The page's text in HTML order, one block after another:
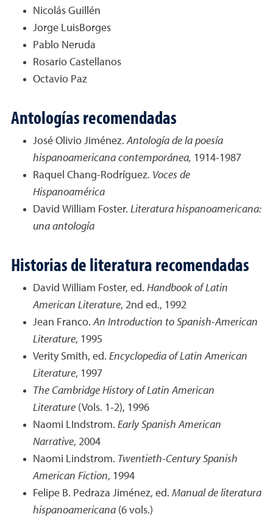
Nicolás Guillén
Jorge LuisBorges
Pablo Neruda
Rosario Castellanos
Octavio Paz
Antologías recomendadas
José Olivio Jiménez.Antología de la poesía
hispanoamericana contemporánea, 1914-1987
Raquel Chang-Rodríguez. Voces de
Hispanoamérica
David William Foster. Literatura hispanoamericana:
una antología
Historias de literatura recomendadas
David William Foster, ed. Handbook of Latin
American Literature, 2nd ed., 1992
Jean Franco.An Introduction to Spanish-American
Literature, 1995
Verity Smith, ed. Encyclopedia of Latin American
Literature, 1997
The Cambridge History of Latin American
Literature (Vols. 1-2), 1996
Naomi LIndstrom. Early Spanish American
Narrative, 2004
Naomi Lindstrom. Twentieth-Century Spanish
American Fiction, 1994
Felipe B. Pedraza Jiménez, ed. Manual de literatura
hispanoamericana (6 vols.)